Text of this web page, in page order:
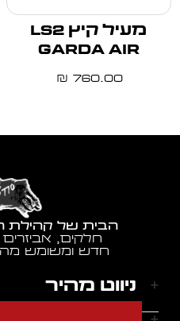
מעיל קיץ LS2
GARDA AIR
760.00
₪
הבית של קהילת
חלקים, אביזרים
חדש ומשומש
ניווט מהיר